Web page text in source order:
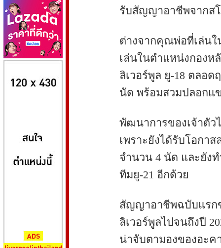
รับสัญญาอาชีพจากส
ต่างจากคุณพ่อที่เล่น
เล่นในตำแหน่งกองห
ลิเวอร์พูล ยู-18 ตลอด
นัด พร้อมสวมปลอกแ
พัฒนาการของเจ้าตัว
เพราะยังได้รับโอกา
จำนวน 4 นัด และยัง
ทีมยู-21 อีกด้วย
สัญญาอาชีพฉบับแรก
ลิเวอร์พูลไปจนถึงปี
น่าจับตามองของอะค